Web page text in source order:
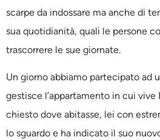
scarpe da indossare ma anche di
sua quotidianità, quali le persone
trascorrere le sue giornate.
Un giorno abbiamo partecipato ad
gestisce l’appartamento in cui vive
chiesto dove abitasse, lei con
lo sguardo e ha indicato il suo